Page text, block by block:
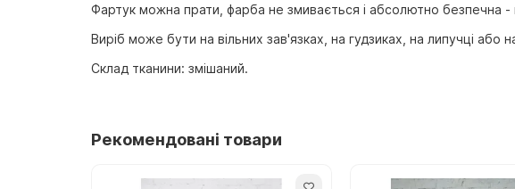
Фартук можна прати, фарба не змивається і абсолютно безпечна -
Виріб може бути на вільних зав'язках, на гудзиках, на липучці
Склад тканини: змішаний.
Рекомендовані товари